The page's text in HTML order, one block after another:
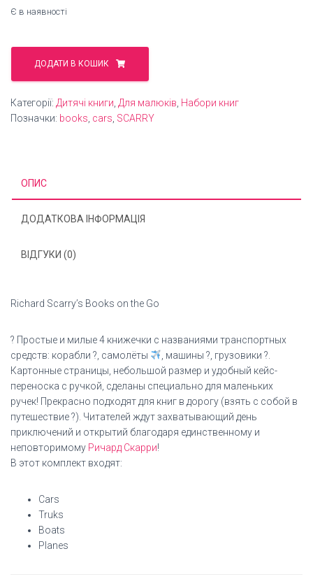
Є в наявності
Richard
Scarry's
Books
the
Go
ДОДАТИ В КОШИК
Категорії: Дитячі книги Для малюків Набори книг
Позначки: books cars SCARRY
ОПИС
ДОДАТКОВА ІНФОРМАЦІЯ
ВІДГУКИ (0)
Richard Scarry’s Books on the Go
? Простые и милые 4 книжечки с названиями транспортных
средств: корабли ?, самолёты
, машины ?, грузовики ?.
Картонные страницы, небольшой размер и удобный кейс-
переноска с ручкой, сделаны специально для маленьких
ручек! Прекрасно подходят для книг в дорогу (взять с собой в
путешествие ?). Читателей ждут захватывающий день
приключений и открытий благодаря единственному и
неповторимому Ричард Скарри!
В этот комплект входят:
Cars
Truks
Boats
Planes